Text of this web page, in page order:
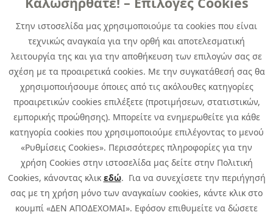
Στην ιστοσελίδα μας χρησιμοποιούμε τα cookies που είναι
τεχνικώς αναγκαία για την ορθή και αποτελεσματική
λειτουργία της και για την αποθήκευση των επιλογών σας σε
σχέση με τα προαιρετικά cookies. Με την συγκατάθεσή σας θα
χρησιμοποιήσουμε όποιες από τις ακόλουθες κατηγορίες
προαιρετικών cookies επιλέξετε (προτιμήσεων, στατιστικών,
εμπορικής προώθησης). Μπορείτε να ενημερωθείτε για κάθε
κατηγορία cookies που χρησιμοποιούμε επιλέγοντας το μενού
«Ρυθμίσεις Cookies». Περισσότερες πληροφορίες για την
χρήση Cookies στην ιστοσελίδα μας δείτε στην Πολιτική
Cookies, κάνοντας κλικ εδώ. Για να συνεχίσετε την περιήγησή
σας με τη χρήση μόνο των αναγκαίων cookies, κάντε κλικ στο
κουμπί «ΔΕΝ ΑΠΟΔΕΧΟΜΑΙ». Εφόσον επιθυμείτε να δώσετε
Επικοινωνία
Media Kit
Καριέρα
Όμιλος Quest
Site Map